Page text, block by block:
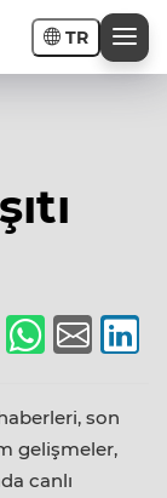
TR
son
gelişmeler,
canlı